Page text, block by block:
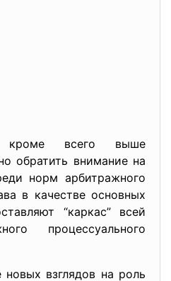
всего выше
обратить внимание на
норм арбитражного
в качестве основных
“каркас” всей
процессуального
новых взглядов на роль